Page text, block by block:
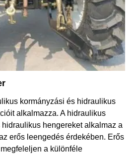
kormányzási és hidraulikus
alkalmazza. A hidraulikus
hengereket alkalmaz a
erős leengedés érdekében. Erős
a különféle